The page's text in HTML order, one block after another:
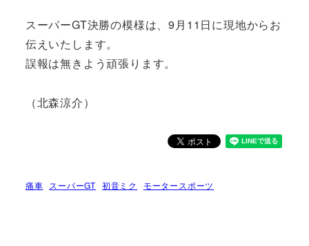
スーパーGT決勝の模様は、9月11日に現地からお
伝えいたします。
誤報は無きよう頑張ります。
（北森涼介）
痛車 スーパーGT 初音ミク モータースポーツ